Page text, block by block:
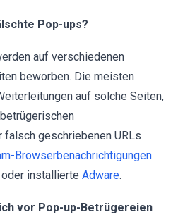
Pop-ups?
auf verschiedenen
beworben. Die meisten
auf solche Seiten,
geschriebenen URLs
Browserbenachrichtigungen
installierte Adware.
vor Pop-up-Betrügereien